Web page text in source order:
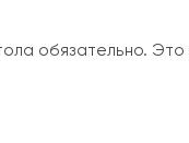
обязательно.